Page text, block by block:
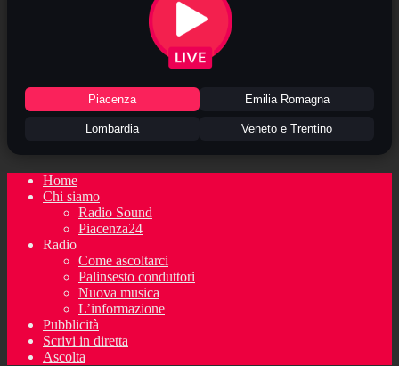
Piacenza Emilia Romagna
Lombardia Veneto e Trentino
Home
Chi siamo
Radio Sound
Piacenza24
Radio
Come ascoltarci
Palinsesto conduttori
Nuova musica
L’informazione
Pubblicità
Scrivi in diretta
Ascolta